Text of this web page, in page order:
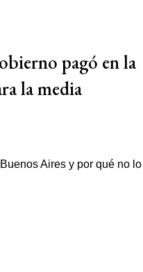
pagó en la
la media